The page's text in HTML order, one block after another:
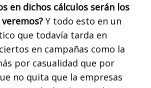
en dichos cálculos serán los
Y todo esto en un
que todavía tarda en
en campañas como la
por casualidad que por
no quita que la empresas